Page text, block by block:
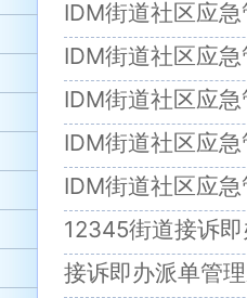
IDM街道社区应
IDM街道社区应
IDM街道社区应
IDM街道社区应
IDM街道社区应
12345街道接诉
接诉即办派单管